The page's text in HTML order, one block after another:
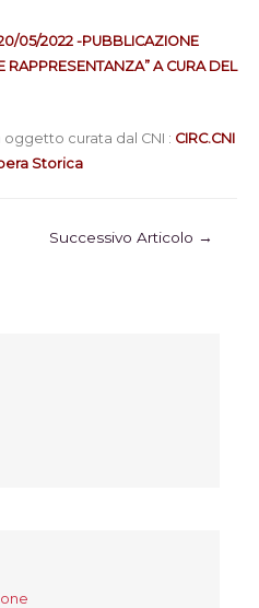
05/2022 -PUBBLICAZIONE
RAPPRESENTANZA” A CURA DEL
curata dal CNI : CIRC.CNI
Storica
Successivo Articolo →